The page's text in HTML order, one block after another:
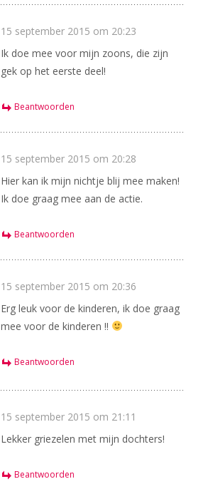
15 september 2015 om 20:23
Ik doe mee voor mijn zoons, die zijn
gek op het eerste deel!
Beantwoorden
15 september 2015 om 20:28
Hier kan ik mijn nichtje blij mee maken!
Ik doe graag mee aan de actie.
Beantwoorden
15 september 2015 om 20:36
Erg leuk voor de kinderen, ik doe graag
mee voor de kinderen !!
Beantwoorden
15 september 2015 om 21:11
Lekker griezelen met mijn dochters!
Beantwoorden